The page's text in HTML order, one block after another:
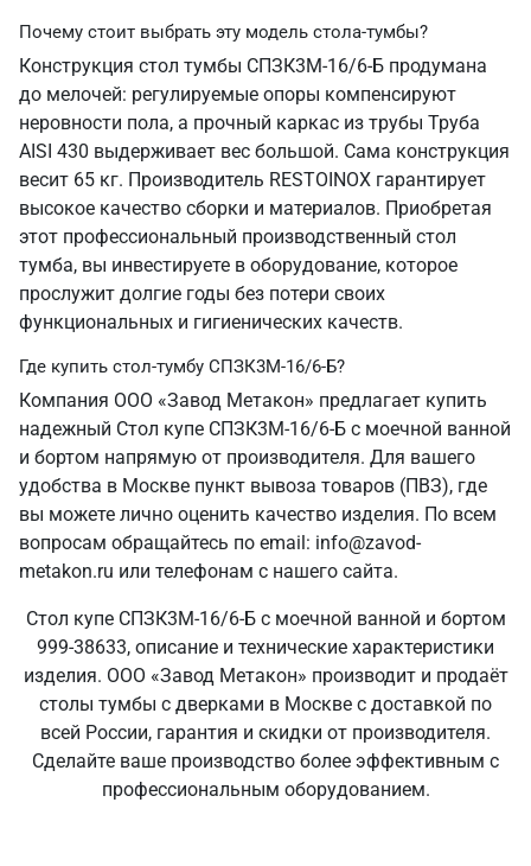
Почему стоит выбрать эту модель стола-тумбы?
Конструкция стол тумбы СПЗК3М-16/6-Б продумана
до мелочей: регулируемые опоры компенсируют
неровности пола, а прочный каркас из трубы Труба
AISI 430 выдерживает вес большой. Сама конструкция
весит 65 кг. Производитель RESTOINOX гарантирует
высокое качество сборки и материалов. Приобретая
этот профессиональный производственный стол
тумба, вы инвестируете в оборудование, которое
прослужит долгие годы без потери своих
функциональных и гигиенических качеств.
Где купить стол-тумбу СПЗК3М-16/6-Б?
Компания ООО «Завод Метакон» предлагает купить
надежный Стол купе СПЗК3М-16/6-Б с моечной ванной
и бортом напрямую от производителя. Для вашего
удобства в Москве пункт вывоза товаров (ПВЗ), где
вы можете лично оценить качество изделия. По всем
вопросам обращайтесь по email: info@zavod-
metakon.ru или телефонам с нашего сайта.
Стол купе СПЗК3М-16/6-Б с моечной ванной и бортом
999-38633, описание и технические характеристики
изделия. ООО «Завод Метакон» производит и продаёт
столы тумбы с дверками в Москве с доставкой по
всей России, гарантия и скидки от производителя.
Сделайте ваше производство более эффективным с
профессиональным оборудованием.